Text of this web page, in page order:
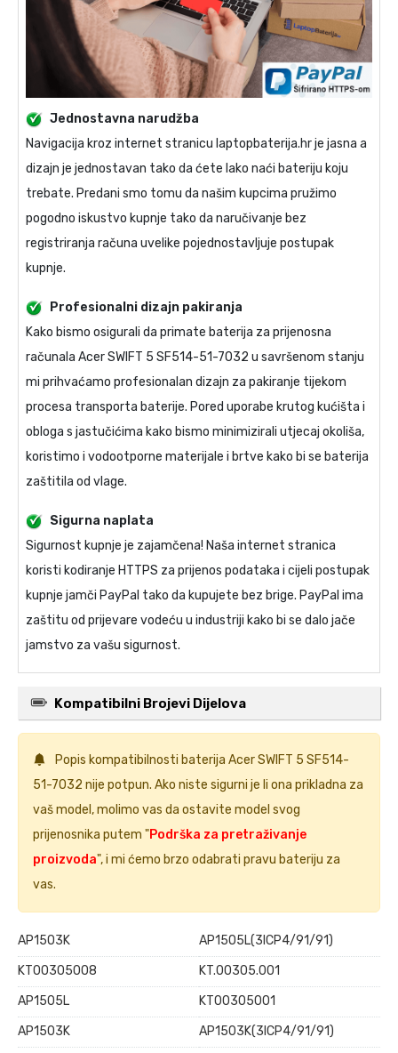
Jednostavna narudžba
Navigacija kroz internet stranicu laptopbaterija.hr je jasna a
dizajn je jednostavan tako da ćete lako naći bateriju koju
trebate. Predani smo tomu da našim kupcima pružimo
pogodno iskustvo kupnje tako da naručivanje bez
registriranja računa uvelike pojednostavljuje postupak
kupnje.
Profesionalni dizajn pakiranja
Kako bismo osigurali da primate baterija za prijenosna
računala Acer SWIFT 5 SF514-51-7032 u savršenom stanju
mi prihvaćamo profesionalan dizajn za pakiranje tijekom
procesa transporta baterije. Pored uporabe krutog kućišta i
obloga s jastučićima kako bismo minimizirali utjecaj okoliša,
koristimo i vodootporne materijale i brtve kako bi se baterija
zaštitila od vlage.
Sigurna naplata
Sigurnost kupnje je zajamčena! Naša internet stranica
koristi kodiranje HTTPS za prijenos podataka i cijeli postupak
kupnje jamči PayPal tako da kupujete bez brige. PayPal ima
zaštitu od prijevare vodeću u industriji kako bi se dalo jače
jamstvo za vašu sigurnost.
Kompatibilni Brojevi Dijelova
Popis kompatibilnosti baterija Acer SWIFT 5 SF514-
51-7032 nije potpun. Ako niste sigurni je li ona prikladna za
vaš model, molimo vas da ostavite model svog
prijenosnika putem "Podrška za pretraživanje
proizvoda", i mi ćemo brzo odabrati pravu bateriju za
vas.
AP15O3K
AP15O5L(3ICP4/91/91)
KT00305008
KT.00305.001
AP1505L
KT00305001
AP1503K
AP1503K(3ICP4/91/91)